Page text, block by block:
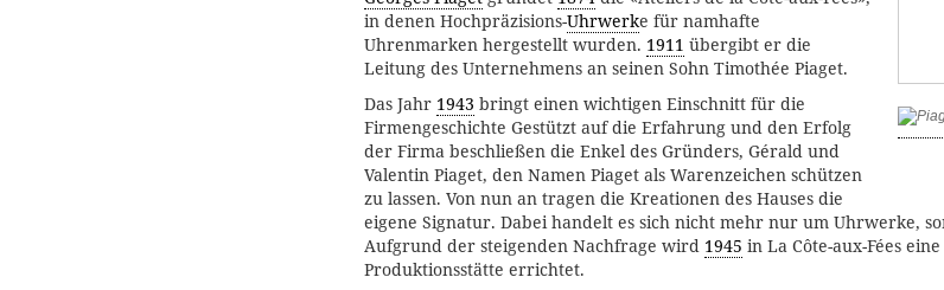
in denen Hochpräzisions-Uhrwerke für namhafte
Uhrenmarken hergestellt wurden. 1911 übergibt er die
Leitung des Unternehmens an seinen Sohn Timothée Piaget.
Das Jahr 1943 bringt einen wichtigen Einschnitt für die
Firmengeschichte Gestützt auf die Erfahrung und den Erfolg
der Firma beschließen die Enkel des Gründers, Gérald und
Valentin Piaget, den Namen Piaget als Warenzeichen schützen
zu lassen. Von nun an tragen die Kreationen des Hauses die
eigene Signatur. Dabei handelt es sich nicht mehr nur um Uhrwerke,
Aufgrund der steigenden Nachfrage wird 1945 in La Côte-aux-Fées
Produktionsstätte errichtet.